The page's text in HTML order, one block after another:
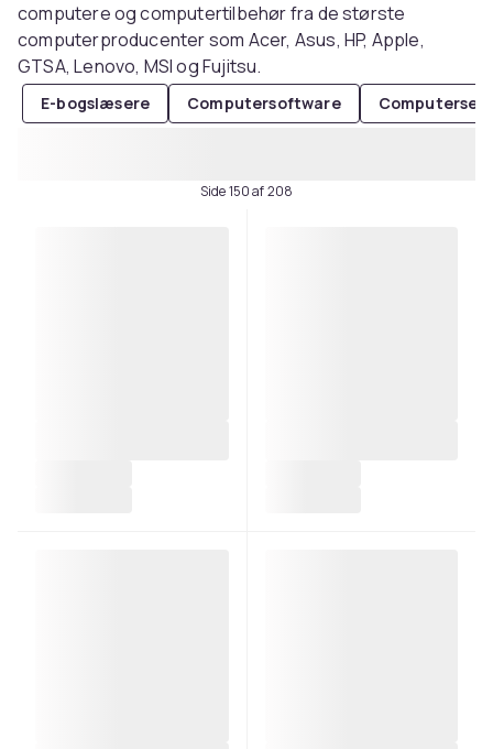
computere og computertilbehør fra de største
computerproducenter som Acer, Asus, HP, Apple,
GTSA, Lenovo, MSI og Fujitsu.
E-bogslæsere Computersoftware
Side 150 af 208